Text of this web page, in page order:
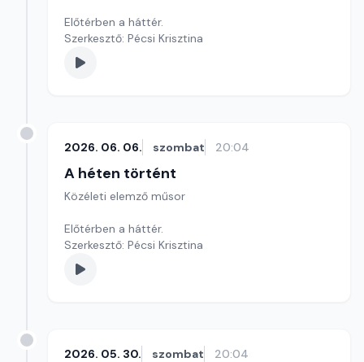
Előtérben a háttér.
Szerkesztő: Pécsi Krisztina
2026. 06. 06. szombat 20:04
A héten történt
Közéleti elemző műsor
Előtérben a háttér.
Szerkesztő: Pécsi Krisztina
2026. 05. 30. szombat 20:04